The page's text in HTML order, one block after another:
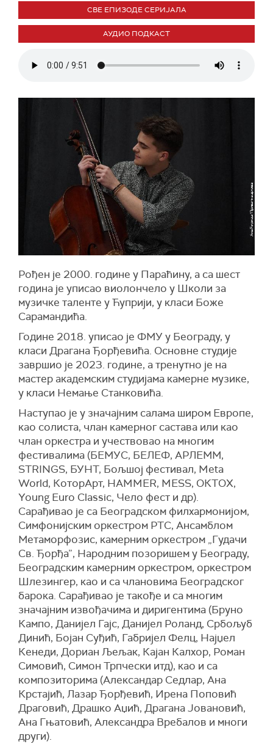
СВЕ ЕПИЗОДЕ СЕРИЈАЛА
АУДИО ПОДКАСТ
Рођен је 2000. године у Параћину, а са шест
година је уписао виолончело у Школи за
музичке таленте у Ћуприји, у класи Боже
Сарамандића.
Године 2018. уписао је ФМУ у Београду, у
класи Драгана Ђорђевића. Основне студије
завршио је 2023. године, а тренутно је на
мастер академским студијама камерне музике,
у класи Немање Станковића.
Наступао је у значајним салама широм Европе,
као солиста, члан камерног састава или као
члан оркестра и учествовао на многим
фестивалима (БЕМУС, БЕЛЕФ, АРЛЕММ,
STRINGS, БУНТ, Бољшој фестивал, Meta
World, КоторАрт, HAMMER, MESS, ОКТОХ,
Young Euro Classic, Чело фест и др).
Сарађивао је са Београдском филхармонијом,
Симфонијским оркестром РТС, Ансамблом
Метаморфозис, камерним оркестром „Гудачи
Св. Ђорђа”, Народним позоришем у Београду,
Београдским камерним оркестром, оркестром
Шлезингер, као и са члановима Београдског
барока. Сарађивао је такође и са многим
значајним извођачима и диригентима (Бруно
Кампо, Данијел Гајс, Данијел Роланд, Србољуб
Динић, Бојан Суђић, Габријел Фелц, Најџел
Кенеди, Дориан Љељак, Кајан Калхор, Роман
Симовић, Симон Трпчески итд), као и са
композиторима (Александар Седлар, Ана
Крстајић, Лазар Ђорђевић, Ирена Поповић
Драговић, Драшко Аџић, Драгана Јовановић,
Ана Гњатовић, Александра Вребалов и многи
други).